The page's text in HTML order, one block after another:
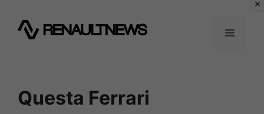
MENU
Questa Ferrari